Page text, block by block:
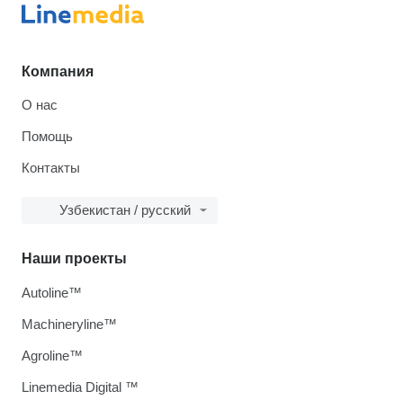
Компания
О нас
Помощь
Контакты
Узбекистан / русский
Наши проекты
Autoline™
Machineryline™
Agroline™
Linemedia Digital ™